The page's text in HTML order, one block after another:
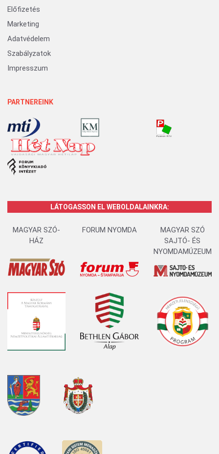
Előfizetés
Marketing
Adatvédelem
Szabályzatok
Impresszum
PARTNEREINK
LÁTOGASSON EL WEBOLDALAINKRA:
MAGYAR SZÓ-
HÁZ
FORUM NYOMDA
MAGYAR SZÓ
SAJTÓ- ÉS
NYOMDAMÚZEUM